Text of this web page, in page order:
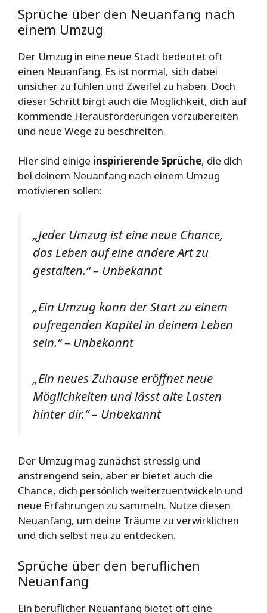
Sprüche über den Neuanfang nach
einem Umzug
Der Umzug in eine neue Stadt bedeutet oft
einen Neuanfang. Es ist normal, sich dabei
unsicher zu fühlen und Zweifel zu haben. Doch
dieser Schritt birgt auch die Möglichkeit, dich auf
kommende Herausforderungen vorzubereiten
und neue Wege zu beschreiten.
Hier sind einige inspirierende Sprüche, die dich
bei deinem Neuanfang nach einem Umzug
motivieren sollen:
„Jeder Umzug ist eine neue Chance,
das Leben auf eine andere Art zu
gestalten.“ – Unbekannt
„Ein Umzug kann der Start zu einem
aufregenden Kapitel in deinem Leben
sein.“ – Unbekannt
„Ein neues Zuhause eröffnet neue
Möglichkeiten und lässt alte Lasten
hinter dir.“ – Unbekannt
Der Umzug mag zunächst stressig und
anstrengend sein, aber er bietet auch die
Chance, dich persönlich weiterzuentwickeln und
neue Erfahrungen zu sammeln. Nutze diesen
Neuanfang, um deine Träume zu verwirklichen
und dich selbst neu zu entdecken.
Sprüche über den beruflichen
Neuanfang
Ein beruflicher Neuanfang bietet oft eine